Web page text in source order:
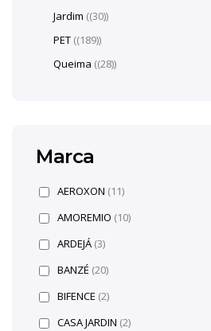
Jardim (30)
PET (189)
Queima (28)
Marca
AEROXON (11)
AMOREMIO (10)
ARDEJÁ (3)
BANZÉ (20)
BIFENCE (2)
CASA JARDIN (2)